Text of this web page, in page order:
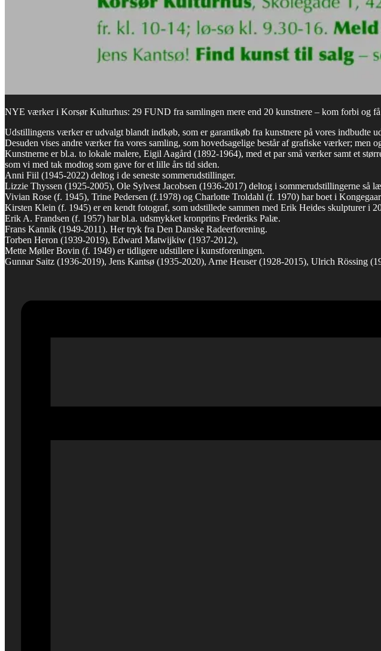
NYE værker i Korsør Kulturhus: 29 FUND fra samlingen mere end 20 kunstnere – kom forbi og få
Udstillingens værker er udvalgt blandt indkøb, som er garantikøb fra kunstnere på vores indbudte
Desuden vises andre værker fra vores samling, som hovedsagelige består af grafiske værker; men
Kunstnerne er bl.a. to lokale malere, Eigil Aagård (1892-1964), med et par små værker samt et
som vi med tak modtog som gave for et lille års tid siden.
Anni Fiil (1945-2022) deltog i de seneste sommerudstillinger.
Lizzie Thyssen (1925-2005), Ole Sylvest Jacobsen (1936-2017) deltog i sommerudstillingerne så
Vivian Rose (f. 1945), Trine Pedersen (f.1978) og Charlotte Troldahl (f. 1970) har boet i
Kirsten Klein (f. 1945) er en kendt fotograf, som udstillede sammen med Erik Heides skulpturer i
Erik A. Frandsen (f. 1957) har bl.a. udsmykket kronprins Frederiks Palæ.
Frans Kannik (1949-2011). Her tryk fra Den Danske Radeerforening.
Torben Heron (1939-2019), Edward Matwijkiw (1937-2012),
Mette Møller Bovin (f. 1949) er tidligere udstillere i kunstforeningen.
Gunnar Saitz (1936-2019), Jens Kantsø (1935-2020), Arne Heuser (1928-2015), Ulrich Rössing